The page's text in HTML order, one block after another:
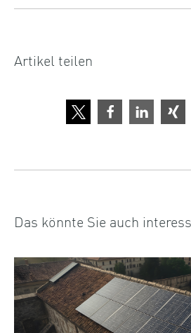
Artikel teilen
Das könnte Sie auch